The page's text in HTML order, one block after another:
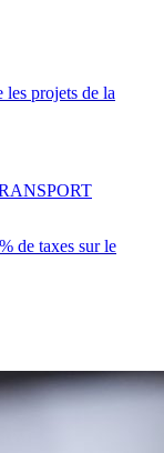
les projets de la
de taxes sur le